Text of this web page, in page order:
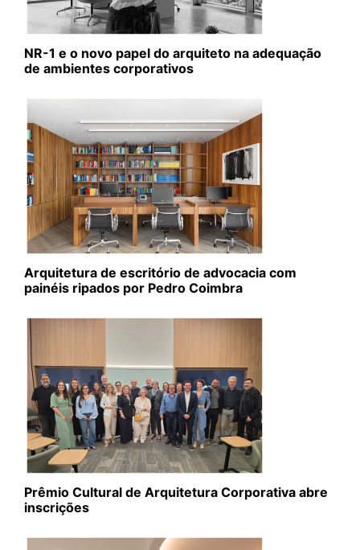
NR-1 e o novo papel do arquiteto na adequação
de ambientes corporativos
Arquitetura de escritório de advocacia com
painéis ripados por Pedro Coimbra
Prêmio Cultural de Arquitetura Corporativa abre
inscrições